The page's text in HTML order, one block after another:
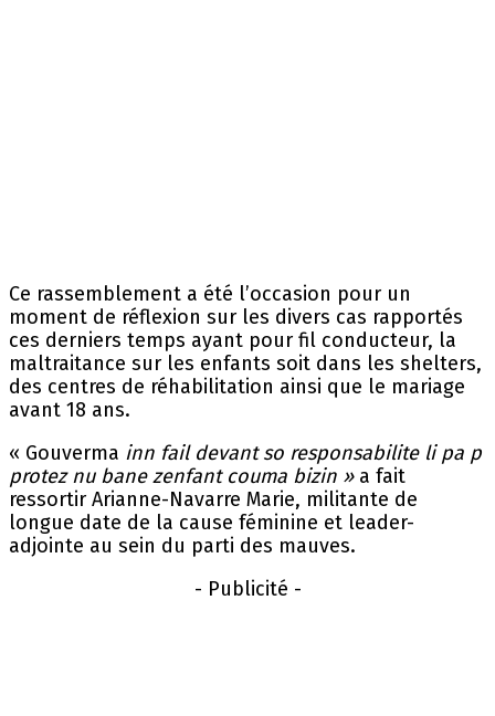
Ce rassemblement a été l’occasion pour un
moment de réflexion sur les divers cas rapportés
ces derniers temps ayant pour fil conducteur, la
maltraitance sur les enfants soit dans les shelters,
des centres de réhabilitation ainsi que le mariage
avant 18 ans.
« Gouverma inn fail devant so responsabilite li pa p
protez nu bane zenfant couma bizin »a fait
ressortir Arianne-Navarre Marie, militante de
longue date de la cause féminine et leader-
adjointe au sein du parti des mauves.
- Publicité -